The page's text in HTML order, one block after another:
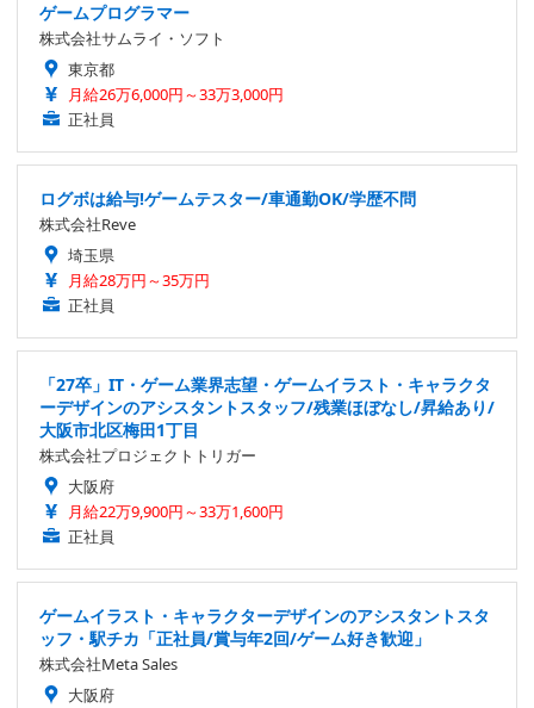
ゲームプログラマー
株式会社サムライ・ソフト
東京都
月給26万6,000円～33万3,000円
正社員
ログボは給与!ゲームテスター/車通勤OK/学歴不問
株式会社Reve
埼玉県
月給28万円～35万円
正社員
「27卒」IT・ゲーム業界志望・ゲームイラスト・キャラクタ
ーデザインのアシスタントスタッフ/残業ほぼなし/昇給あり/
大阪市北区梅田1丁目
株式会社プロジェクトトリガー
大阪府
月給22万9,900円～33万1,600円
正社員
ゲームイラスト・キャラクターデザインのアシスタントスタ
ッフ・駅チカ「正社員/賞与年2回/ゲーム好き歓迎」
株式会社Meta Sales
大阪府